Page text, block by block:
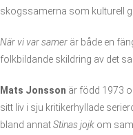
skogssamerna som kulturell
När vi var samer är både en
folkbildande skildring av det
Mats Jonsson är född 1973
sitt liv i sju kritikerhyllade
bland annatStinas jojk om